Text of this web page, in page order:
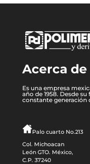
Acerca
Es una empresa
año de 1958. Desde
constante generación
Palo cuarto No.213
Col. Michoacan
León GTO. México,
C.P. 37240